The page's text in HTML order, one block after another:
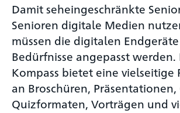
Damit seheingeschränkte
Senioren digitale Medien
müssen die digitalen
Bedürfnisse angepasst
Kompass bietet eine vielseitige
an Broschüren, Präsentationen,
Quizformaten, Vorträgen und